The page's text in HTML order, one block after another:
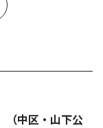
（中区・山下公